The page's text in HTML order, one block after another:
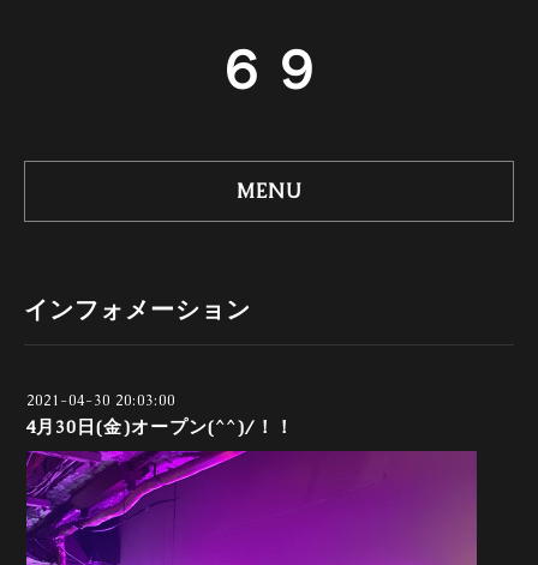
６９
MENU
インフォメーション
2021-04-30 20:03:00
4月30日(金)オープン(^^)/！！